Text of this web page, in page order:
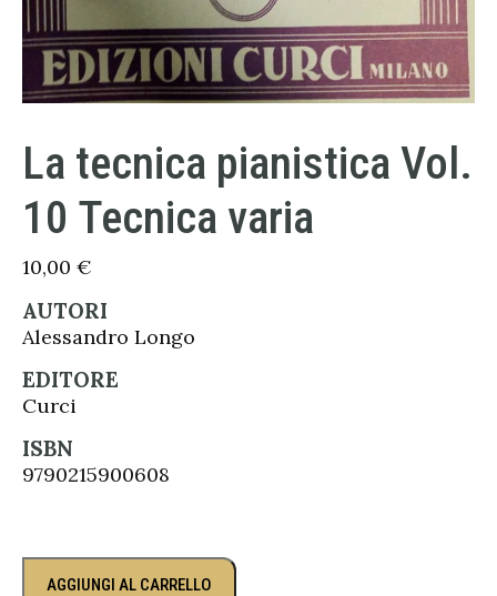
La tecnica pianistica Vol.
10 Tecnica varia
10,00 €
AUTORI
Alessandro Longo
EDITORE
Curci
ISBN
9790215900608
AGGIUNGI AL CARRELLO